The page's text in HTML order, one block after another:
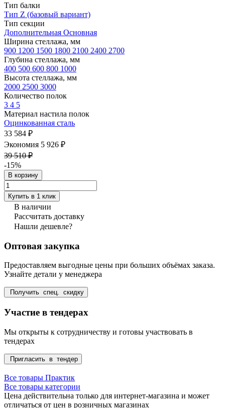
Тип балки
Тип Z (базовый вариант)
Тип секции
Дополнительная Основная
Ширина стеллажа, мм
900 1200 1500 1800 2100 2400 2700
Глубина стеллажа, мм
400 500 600 800 1000
Высота стеллажа, мм
2000 2500 3000
Количество полок
3 4 5
Материал настила полок
Оцинкованная сталь
33 584 ₽
Экономия 5 926 ₽
39 510 ₽
-15%
В корзину
Купить в 1 клик
В наличии
Рассчитать доставку
Нашли дешевле?
Оптовая закупка
Предоставляем выгодные цены при больших объёмах заказа.
Узнайте детали у менеджера
Получить спец. скидку
Участие в тендерах
Мы открыты к сотрудничеству и готовы участвовать в
тендерах
Пригласить в тендер
Все товары Практик
Все товары категории
Цена действительна только для интернет-магазина и может
отличаться от цен в розничных магазинах